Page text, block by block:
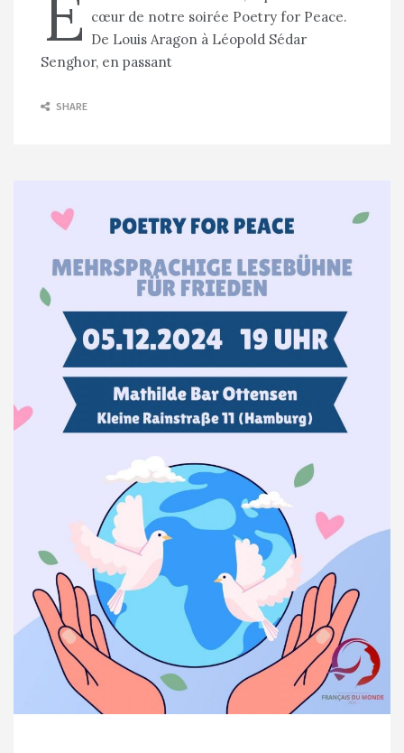
cœur de notre soirée Poetry for Peace.
De Louis Aragon à Léopold Sédar
Senghor, en passant
SHARE